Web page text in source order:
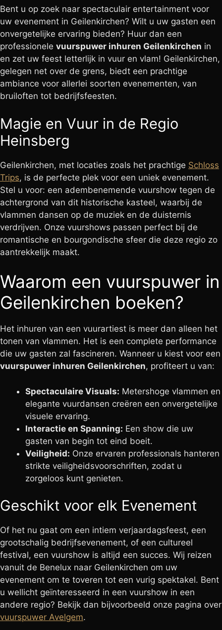
Bent u op zoek naar spectaculair entertainment voor
uw evenement in Geilenkirchen? Wilt u uw gasten een
onvergetelijke ervaring bieden? Huur dan een
professionele vuurspuwer inhuren Geilenkirchen in
en zet uw feest letterlijk in vuur en vlam! Geilenkirchen,
gelegen net over de grens, biedt een prachtige
ambiance voor allerlei soorten evenementen, van
bruiloften tot bedrijfsfeesten.
Magie en Vuur in de Regio
Heinsberg
Geilenkirchen, met locaties zoals het prachtige Schloss
Trips, is de perfecte plek voor een uniek evenement.
Stel u voor: een adembenemende vuurshow tegen de
achtergrond van dit historische kasteel, waarbij de
vlammen dansen op de muziek en de duisternis
verdrijven. Onze vuurshows passen perfect bij de
romantische en bourgondische sfeer die deze regio zo
aantrekkelijk maakt.
Waarom een vuurspuwer in
Geilenkirchen boeken?
Het inhuren van een vuurartiest is meer dan alleen het
tonen van vlammen. Het is een complete performance
die uw gasten zal fascineren. Wanneer u kiest voor een
vuurspuwer inhuren Geilenkirchen, profiteert u van:
Spectaculaire Visuals: Metershoge vlammen en
elegante vuurdansen creëren een onvergetelijke
visuele ervaring.
Interactie en Spanning: Een show die uw
gasten van begin tot eind boeit.
Veiligheid: Onze ervaren professionals hanteren
strikte veiligheidsvoorschriften, zodat u
zorgeloos kunt genieten.
Geschikt voor elk Evenement
Of het nu gaat om een intiem verjaardagsfeest, een
grootschalig bedrijfsevenement, of een cultureel
festival, een vuurshow is altijd een succes. Wij reizen
vanuit de Benelux naar Geilenkirchen om uw
evenement om te toveren tot een vurig spektakel. Bent
u wellicht geïnteresseerd in een vuurshow in een
andere regio? Bekijk dan bijvoorbeeld onze pagina over
vuurspuwer Avelgem.